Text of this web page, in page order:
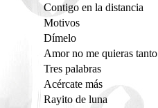
Contigo en la distancia
Motivos
Dímelo
Amor no me quieras tanto
Tres palabras
Acércate más
Rayito de luna